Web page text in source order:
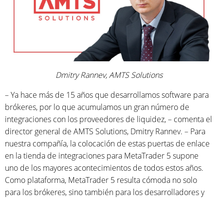
Dmitry Rannev, AMTS Solutions
– Ya hace más de 15 años que desarrollamos software para
brókeres, por lo que acumulamos un gran número de
integraciones con los proveedores de liquidez, – comenta el
director general de AMTS Solutions, Dmitry Rannev. – Para
nuestra compañía, la colocación de estas puertas de enlace
en la tienda de integraciones para MetaTrader 5 supone
uno de los mayores acontecimientos de todos estos años.
Como plataforma, MetaTrader 5 resulta cómoda no solo
para los brókeres, sino también para los desarrolladores y